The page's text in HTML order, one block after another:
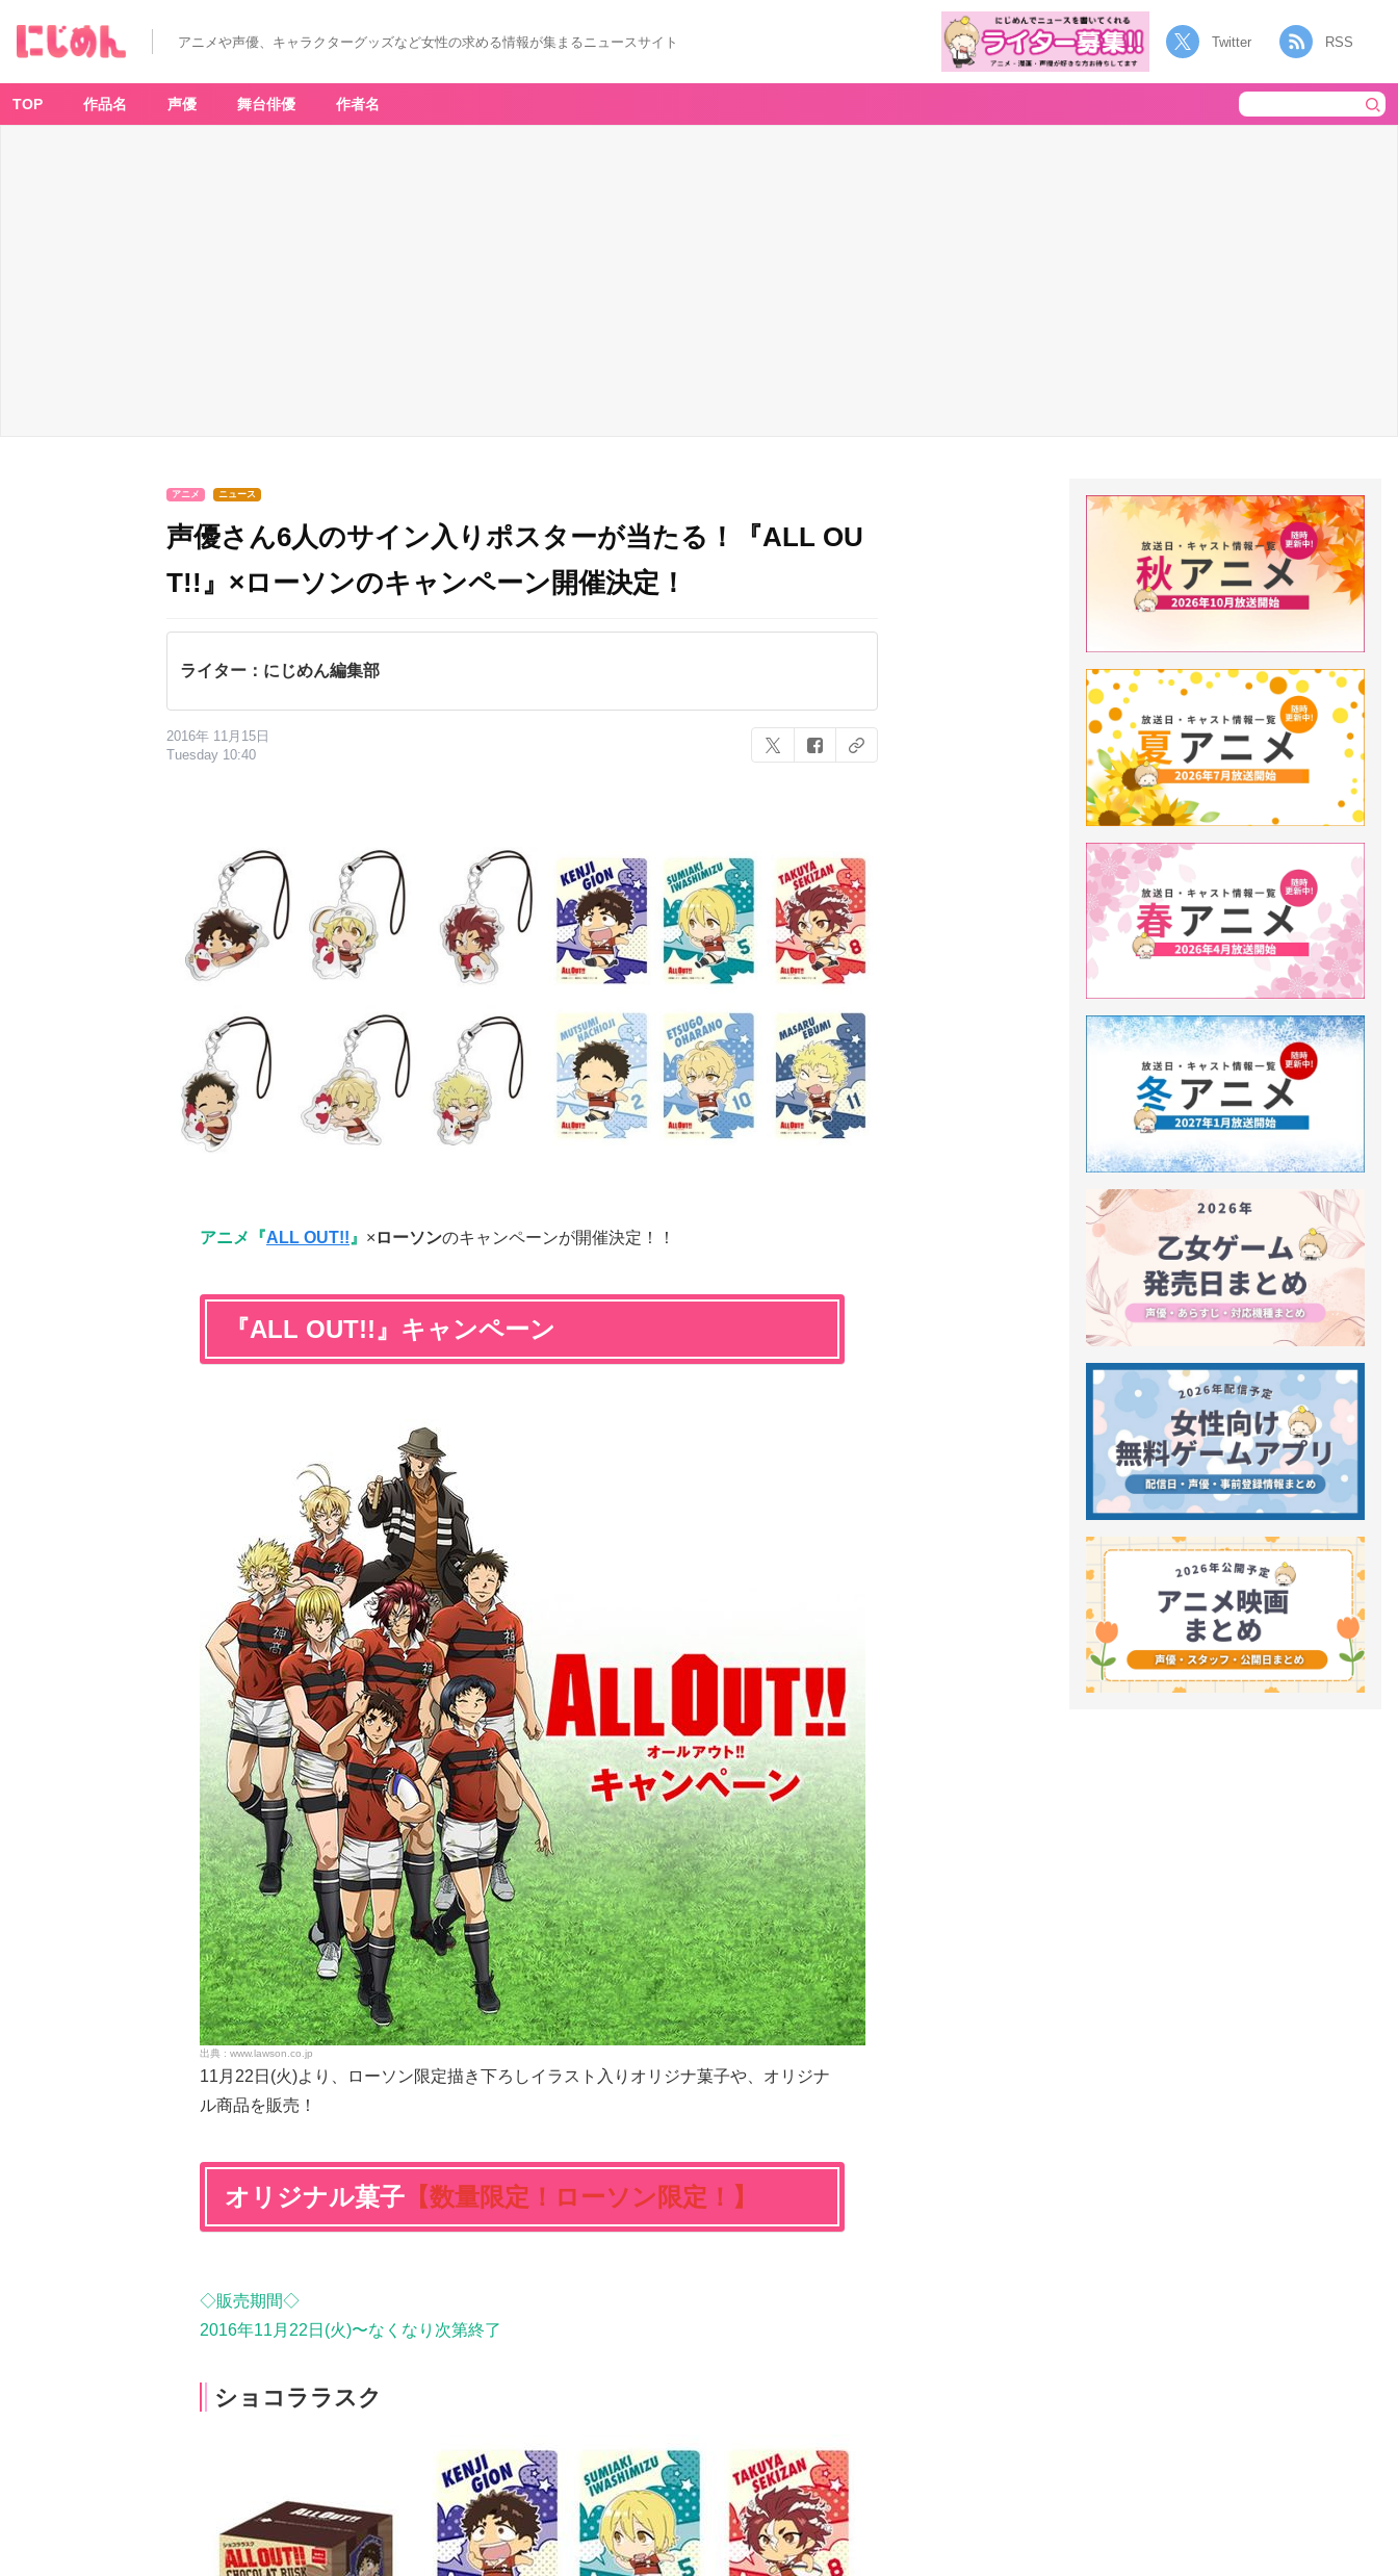
アニメや声優、キャラクターグッズなど女性の求める情報が集まるニュースサイト Twitter RSS
TOP 作品名 声優 舞台俳優 作者名
アニメ ニュース
声優さん6人のサイン入りポスターが当たる！『ALL OU
T!!』×ローソンのキャンペーン開催決定！
ライター：にじめん編集部
2016年 11月15日
Tuesday 10:40
アニメ『ALL OUT!! 』 × ローソンのキャンペーンが開催決定！！
『ALL OUT!!』キャンペーン
www.lawson.co.jp
11月22日(火)より、ローソン限定描き下ろしイラスト入りオリジナ菓子や、オリジナ
ル商品を販売！
オリジナル菓子 【数量限定！ローソン限定！】
◇販売期間◇
2016年11月22日(火)〜なくなり次第終了
ショコララスク